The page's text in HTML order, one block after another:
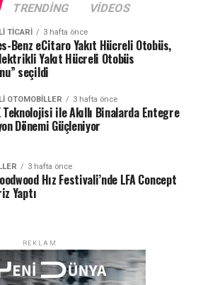
TRENDING VIDEOS
TICARI 3 hafta önce
Benz eCitaro Yakıt Hücreli Otobüs,
Yakıt Hücreli Otobüs
seçildi
OTOMOBILLER 3 hafta önce
Teknolojisi ile Akıllı Binalarda Entegre
Dönemi Güçleniyor
3 hafta önce
Hız Festivali’nde LFA Concept
Yaptı
REKLAM